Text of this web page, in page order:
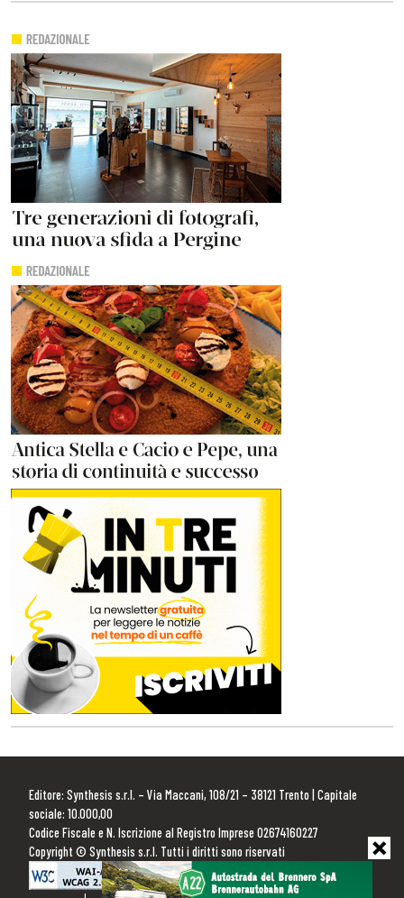
Editore: Synthesis s.r.l. – Via Maccani, 108/21 – 38121 Trento | Capitale
sociale: 10.000,00
Codice Fiscale e N. Iscrizione al Registro Imprese 02674160227
Copyright © Synthesis s.r.l. Tutti i diritti sono riservati